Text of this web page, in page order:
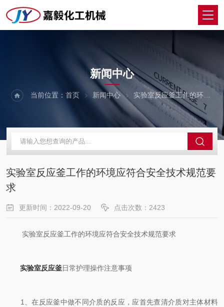
NEWS
新闻中心
当前位置：首页 新闻中心 实验室反应釜工作的环境应符合安全技术规范要求
实验室反应釜工作的环境应符合安全技术规范要
求
更新时间：2022-09-20 点击次数：2423
实验室反应釜工作的环境应符合安全技术规范要求
实验室反应釜日常护理操作注意事项
1、在反应釜中做不同介质的反应，应首先查清介质对主体材料